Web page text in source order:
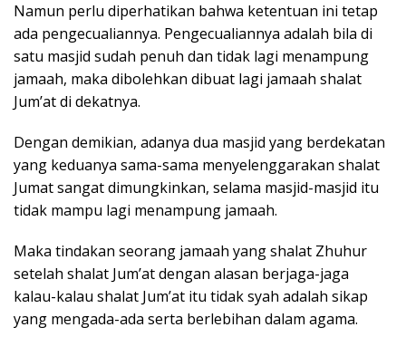
Namun perlu diperhatikan bahwa ketentuan ini tetap
ada pengecualiannya. Pengecualiannya adalah bila di
satu masjid sudah penuh dan tidak lagi menampung
jamaah, maka dibolehkan dibuat lagi jamaah shalat
Jum’at di dekatnya.
Dengan demikian, adanya dua masjid yang berdekatan
yang keduanya sama-sama menyelenggarakan shalat
Jumat sangat dimungkinkan, selama masjid-masjid itu
tidak mampu lagi menampung jamaah.
Maka tindakan seorang jamaah yang shalat Zhuhur
setelah shalat Jum’at dengan alasan berjaga-jaga
kalau-kalau shalat Jum’at itu tidak syah adalah sikap
yang mengada-ada serta berlebihan dalam agama.